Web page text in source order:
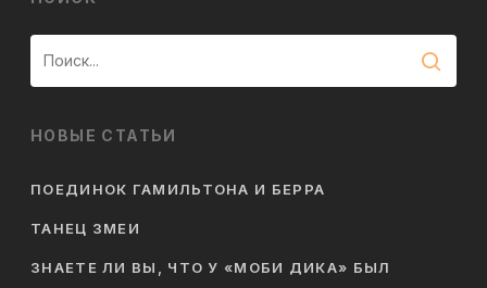
НОВЫЕ СТАТЬИ
ПОЕДИНОК ГАМИЛЬТОНА И БЕРРА
ТАНЕЦ ЗМЕИ
ЗНАЕТЕ ЛИ ВЫ, ЧТО У «МОБИ ДИКА» БЫЛ